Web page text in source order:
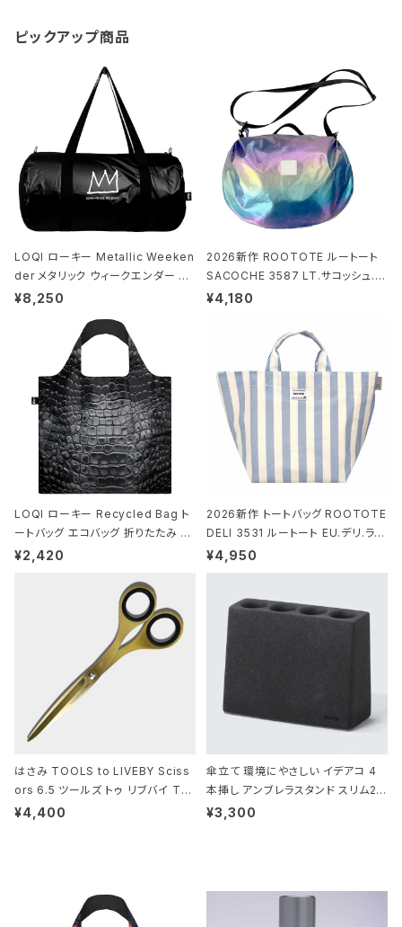
ピックアップ商品
LOQI ローキー Metallic Weeken
der メタリック ウィークエンダー ボ
ストンバッグ ショルダーバッグ JEAN
ck ジャン=ミッシェル・バスキア/クラ
ウン ブラック
¥8,250
2026新作 ROOTOTE ルートート
SACOCHE 3587 LT.サコッシュ.ル
ミエ-B ショルダーバッグ グロスネイ
¥4,180
LOQI ローキー Recycled Bag ト
ートバッグ エコバッグ 折りたたみ 大
きめ 撥水加工 収納ポーチ CROCO
¥2,420
2026新作 トートバッグ ROOTOTE
DELI 3531 ルートート EU.デリ.ラミ
ネート-W サックス・ホワイト
¥4,950
はさみ TOOLS to LIVEBY Sciss
ors 6.5 ツールズ トゥ リブバイ TL
010 シザーズ 6.5 ゴールド
¥4,400
傘立て 環境にやさしい イデアコ 4
本挿し アンブレラスタンド スリム2 i
deaco Umbrella Stand slim2 s
¥3,300